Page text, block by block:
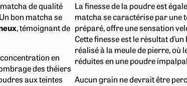
de qualité
bon matcha se
, témoignant de
en
des théiers
aux teintes
La finesse de la poudre est
matcha se caractérise par une
préparé, offre une sensation
Cette finesse est le résultat
réalisé à la meule de pierre, où
réduites en une poudre
Aucun grain ne devrait être